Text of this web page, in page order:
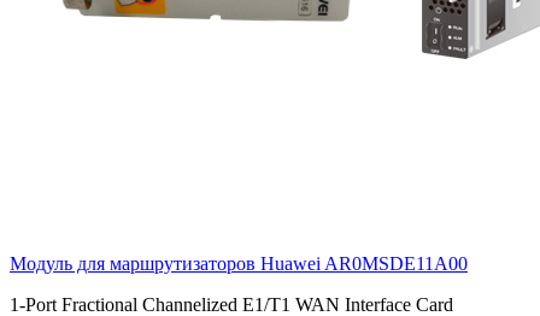
Модуль для маршрутизаторов Huawei AR0MSDE11A00
1-Port Fractional Channelized E1/T1 WAN Interface Card